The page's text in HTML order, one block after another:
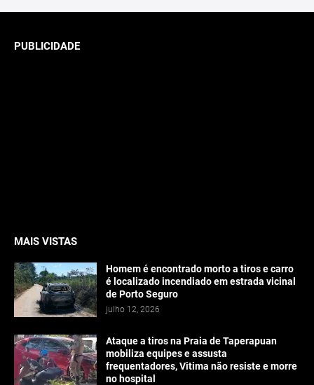
PUBLICIDADE
MAIS VISTAS
Homem é encontrado morto a tiros e carro
é localizado incendiado em estrada vicinal
de Porto Seguro
julho 12, 2026
Ataque a tiros na Praia de Taperapuan
mobiliza equipes e assusta
frequentadores, Vitima não resiste e morre
no hospital